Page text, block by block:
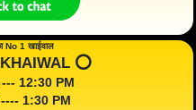
No 1 खाईवाल
⭕️
--- 12:30 PM
---- 1:30 PM